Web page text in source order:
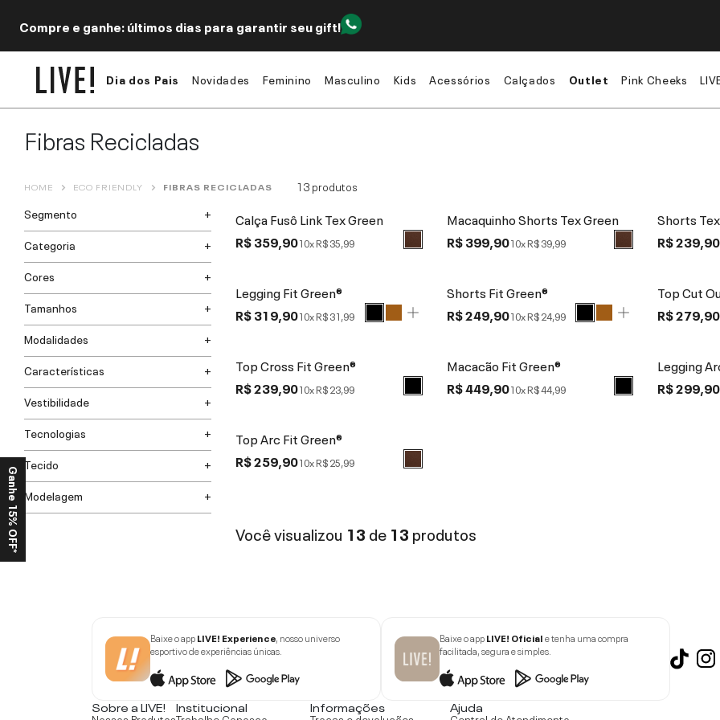
Compre e ganhe: últimos dias para garantir seu gift!
Dia dos Pais Novidades Feminino Masculino Kids Acessórios Calçados Outlet Pink Cheeks
Fibras Recicladas
HOME ECO FRIENDLY FIBRAS RECICLADAS 13 produtos
Segmento
Categoria
Cores
Tamanhos
Modalidades
Características
Vestibilidade
Tecnologias
Tecido
Modelagem
Calça Fusô Link Tex Green
R$ 359,9010xR$ 35,99
Macaquinho Shorts Tex Green
R$ 399,9010xR$ 39,99
Shorts
R$ 239,90
Legging Fit Green®
R$ 319,9010xR$ 31,99
Shorts Fit Green®
R$ 249,9010xR$ 24,99
Top Cut
R$ 279,90
Top Cross Fit Green®
R$ 239,9010xR$ 23,99
Macacão Fit Green®
R$ 449,9010xR$ 44,99
Legging
R$ 299,90
Top Arc Fit Green®
R$ 259,9010xR$ 25,99
Você visualizou 13 de 13 produtos
Baixe o appLIVE! Experience, nosso universo
esportivo de experiências únicas.
Baixe o appLIVE! Oficiale tenha uma compra
facilitada, segura e simples.
Sobre a LIVE! Institucional Informações Ajuda
Ganhe 15% OFF*